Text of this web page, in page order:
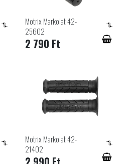
Motrix Markolat 42-
25602
2 790 Ft
Motrix Markolat 42-
21402